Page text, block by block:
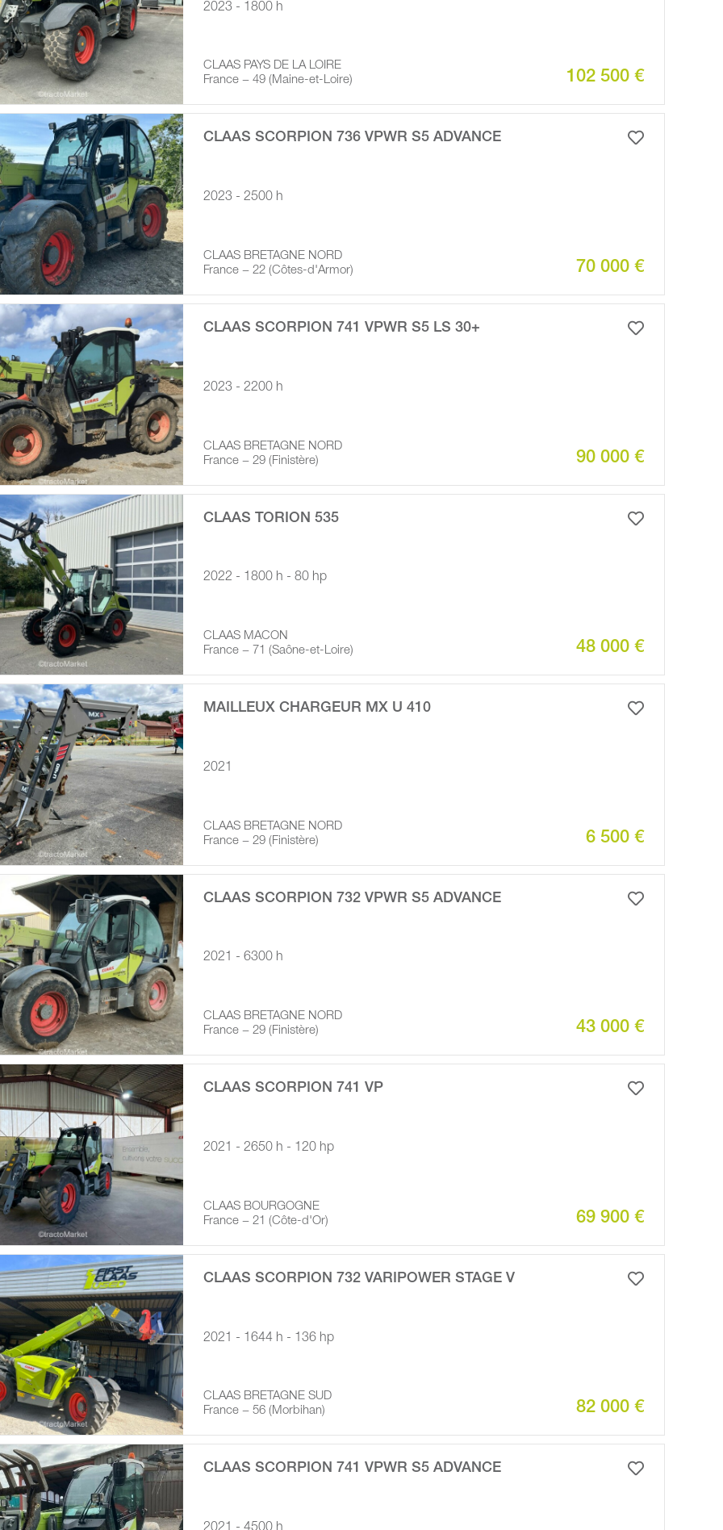
2023 - 1800 h
CLAAS PAYS DE LA LOIRE
France − 49 (Maine-et-Loire)
102 500 €
CLAAS SCORPION 736 VPWR S5 ADVANCE
2023 - 2500 h
CLAAS BRETAGNE NORD
France − 22 (Côtes-d'Armor)
70 000 €
CLAAS SCORPION 741 VPWR S5 LS 30+
2023 - 2200 h
CLAAS BRETAGNE NORD
France − 29 (Finistère)
90 000 €
CLAAS TORION 535
2022 - 1800 h - 80 hp
CLAAS MACON
France − 71 (Saône-et-Loire)
48 000 €
MAILLEUX CHARGEUR MX U 410
2021
CLAAS BRETAGNE NORD
France − 29 (Finistère)
6 500 €
CLAAS SCORPION 732 VPWR S5 ADVANCE
2021 - 6300 h
CLAAS BRETAGNE NORD
France − 29 (Finistère)
43 000 €
CLAAS SCORPION 741 VP
2021 - 2650 h - 120 hp
CLAAS BOURGOGNE
France − 21 (Côte-d'Or)
69 900 €
CLAAS SCORPION 732 VARIPOWER STAGE V
2021 - 1644 h - 136 hp
CLAAS BRETAGNE SUD
France − 56 (Morbihan)
82 000 €
CLAAS SCORPION 741 VPWR S5 ADVANCE